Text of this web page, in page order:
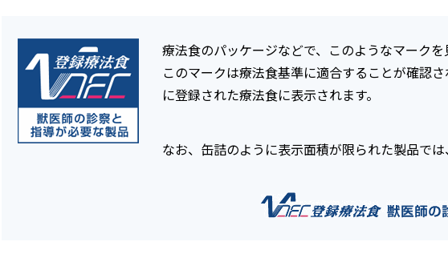
療法食のパッケージなどで、このようなマーク
このマークは療法食基準に適合することが確認
に登録された療法食に表示されます。
なお、缶詰のように表示面積が限られた製品では